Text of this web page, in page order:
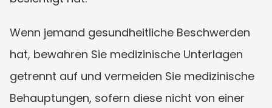
Wenn jemand gesundheitliche Beschwerden
hat, bewahren Sie medizinische Unterlagen
getrennt auf und vermeiden Sie medizinische
Behauptungen, sofern diese nicht von einer